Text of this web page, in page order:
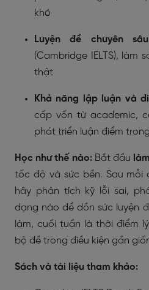
khó
Luyện đề chuyên sâu
(Cambridge IELTS),
thật
Khả năng lập luận và
cấp vốn từ academic,
phát triển luận điểm
Học như thế nào:Bắt đầu
tốc độ và sức bền. Sau mỗi
hãy phân tích kỹ lỗi sai,
dạng nào để dồn sức luyện
làm, cuối tuần là thời điểm
bộ đề trong điều kiện gần
Sách và tài liệu tham khảo: